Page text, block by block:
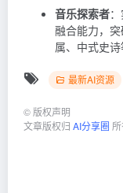
音乐探索者
融合能力，
属、中式史诗
最新AI资源
© 版权声明
文章版权归 AI分享圈